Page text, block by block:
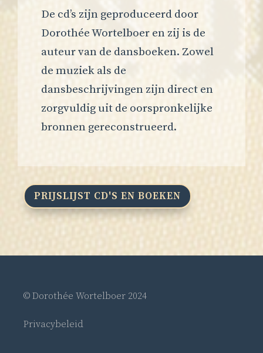
De cd’s zijn geproduceerd door
Dorothée Wortelboer en zij is de
auteur van de dansboeken. Zowel
de muziek als de
dansbeschrijvingen zijn direct en
zorgvuldig uit de oorspronkelijke
bronnen gereconstrueerd.
PRIJSLIJST CD'S EN BOEKEN
© Dorothée Wortelboer 2024
Privacybeleid